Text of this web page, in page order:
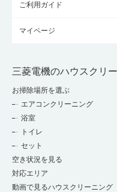
ご利用ガイド
マイページ
三菱電機のハウスクリ
お掃除場所を選ぶ
エアコンクリーニング
浴室
トイレ
セット
空き状況を見る
対応エリア
動画で見るハウスクリーニング